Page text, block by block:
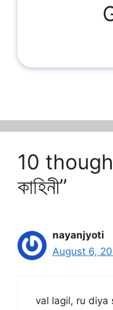
10
কাহিনী”
nayanjyoti
August 6,
val lagil, ru diya